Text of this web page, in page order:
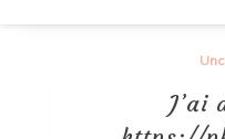
J’ai